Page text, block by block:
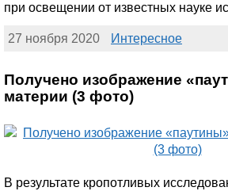
при освещении от известных науке
27 ноября 2020 Интересное
Получено изображение
материи (3 фото)
В результате кропотливых